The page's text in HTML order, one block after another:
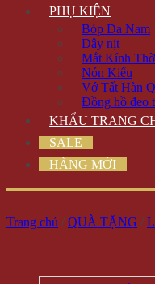
PHỤ KIỆN
Bóp Da Nam
Dây nịt
Mắt Kính
Nón Kiểu
Vớ Tất Hàn
Đồng hồ đeo
KHẨU TRANG
SALE
HÀNG MỚI
Trang chủ / QUÀ TẶNG /